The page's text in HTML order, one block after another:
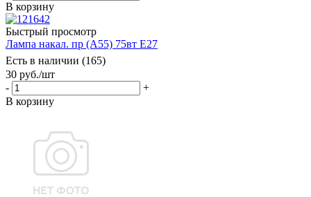
В корзину
Быстрый просмотр
Лампа накал. пр (А55) 75вт Е27
Есть в наличии (165)
30 руб./шт
-
+
В корзину